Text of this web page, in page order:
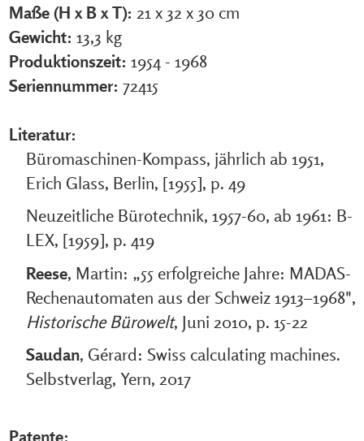
Maße (H x B x T): 21 x 32 x 30 cm
Gewicht: 13,3 kg
Produktionszeit: 1954 - 1968
Seriennummer: 72415
Literatur:
Büromaschinen-Kompass, jährlich ab 1951,
Erich Glass, Berlin, [1955], p. 49
Neuzeitliche Bürotechnik, 1957-60, ab 1961: B-
LEX, [1959], p. 419
Reese, Martin: „55 erfolgreiche Jahre: MADAS-
Rechenautomaten aus der Schweiz 1913–1968",
Historische Bürowelt, Juni 2010, p. 15-22
Saudan, Gérard: Swiss calculating machines.
Selbstverlag, Yern, 2017
Patente: